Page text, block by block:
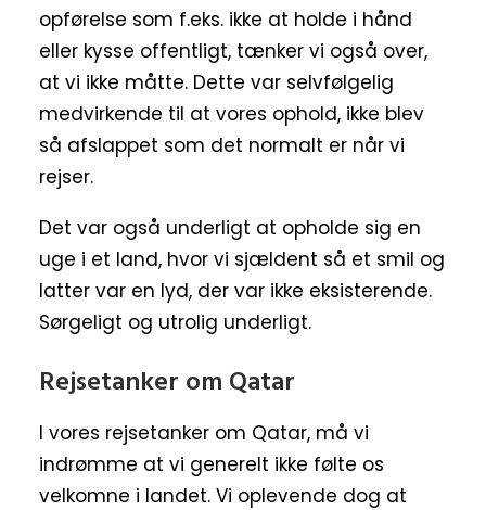
opførelse som f.eks. ikke at holde i hånd
eller kysse offentligt, tænker vi også over,
at vi ikke måtte. Dette var selvfølgelig
medvirkende til at vores ophold, ikke blev
så afslappet som det normalt er når vi
rejser.
Det var også underligt at opholde sig en
uge i et land, hvor vi sjældent så et smil og
latter var en lyd, der var ikke eksisterende.
Sørgeligt og utrolig underligt.
Rejsetanker om Qatar
I vores rejsetanker om Qatar, må vi
indrømme at vi generelt ikke følte os
velkomne i landet. Vi oplevende dog at